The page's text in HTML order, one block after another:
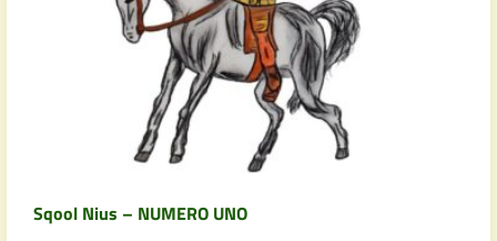
Sqool Nius – NUMERO UNO